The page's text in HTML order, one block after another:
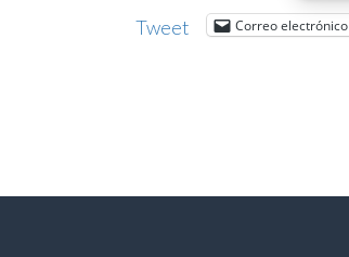
Tweet Correo electrónico